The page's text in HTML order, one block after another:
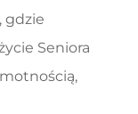
gdzie
Seniora